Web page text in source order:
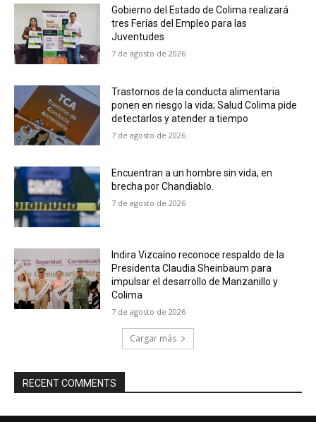
Gobierno del Estado de Colima realizará
tres Ferias del Empleo para las
Juventudes
7 de agosto de 2026
Trastornos de la conducta alimentaria
ponen en riesgo la vida; Salud Colima pide
detectarlos y atender a tiempo
7 de agosto de 2026
Encuentran a un hombre sin vida, en
brecha por Chandiablo.
7 de agosto de 2026
Indira Vizcaíno reconoce respaldo de la
Presidenta Claudia Sheinbaum para
impulsar el desarrollo de Manzanillo y
Colima
7 de agosto de 2026
Cargar más
RECENT COMMENTS